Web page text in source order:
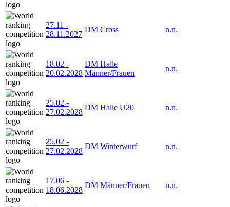
27.11 -
28.11.2027
DM Cross n.n.
18.02 -
20.02.2028
DM Halle
Männer/Frauen
n.n.
25.02 -
27.02.2028
DM Halle U20 n.n.
25.02 -
27.02.2028
DM Winterwurf n.n.
17.06 -
18.06.2028
DM Männer/Frauen n.n.